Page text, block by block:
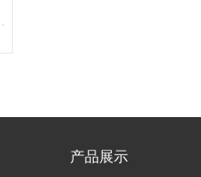
产品展示